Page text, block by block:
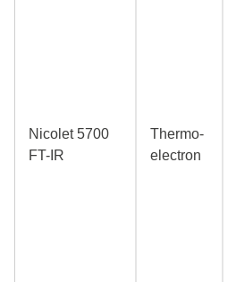
Nicolet 5700
FT-IR
Thermo-
electron